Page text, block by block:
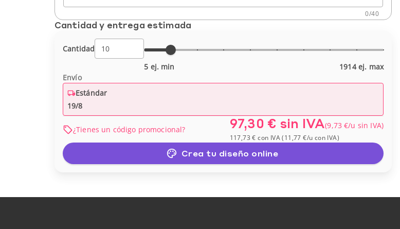
0/40
Cantidad y entrega estimada
Cantidad
5 ej. min
1914 ej. max
Envío
Estándar
19/8
¿Tienes un código promocional? 97,30 € sin IVA(9,73 €/u sin IVA)
117,73 € con IVA(11,77 €/u con IVA)
Crea tu diseño online